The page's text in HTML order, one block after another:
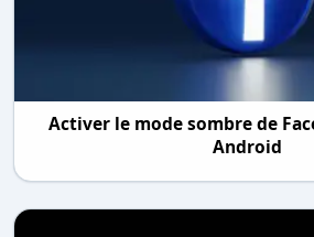
Activer le mode sombre de
Android